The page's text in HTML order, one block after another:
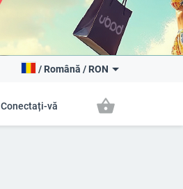
/ Română / RON
Conectați-vă shopping_basket